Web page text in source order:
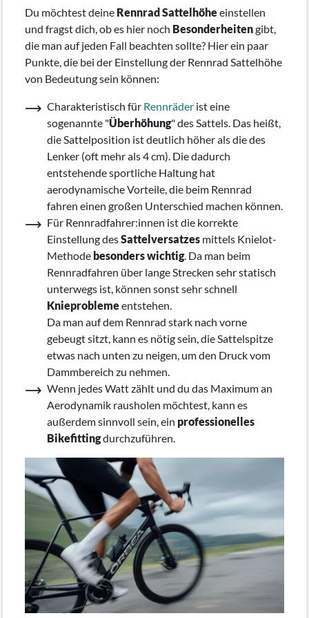
Du möchtest deine Rennrad Sattelhöheeinstellen
und fragst dich, ob es hier noch Besonderheitengibt,
die man auf jeden Fall beachten sollte? Hier ein paar
Punkte, die bei der Einstellung der Rennrad Sattelhöhe
von Bedeutung sein können:
Charakteristisch für Rennräder ist eine
sogenannte "Überhöhung" des Sattels. Das heißt,
die Sattelposition ist deutlich höher als die des
Lenker (oft mehr als 4 cm). Die dadurch
entstehende sportliche Haltung hat
aerodynamische Vorteile, die beim Rennrad
fahren einen großen Unterschied machen können.
Für Rennradfahrer:innen ist die korrekte
Einstellung desSattelversatzes mittels Knielot-
Methode besonders wichtig. Da man beim
Rennradfahren über lange Strecken sehr statisch
unterwegs ist, können sonst sehr schnell
Knieproblemeentstehen.
Da man auf dem Rennrad stark nach vorne
gebeugt sitzt, kann es nötig sein, die Sattelspitze
etwas nach unten zu neigen, um den Druck vom
Dammbereich zu nehmen.
Wenn jedes Watt zählt und du das Maximum an
Aerodynamik rausholen möchtest, kann es
außerdem sinnvoll sein, ein professionelles
Bikefittingdurchzuführen.